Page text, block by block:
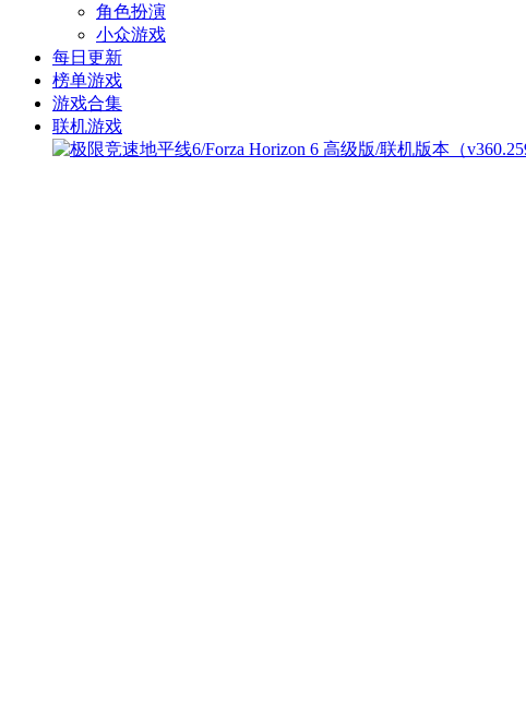
角色扮演
小众游戏
每日更新
榜单游戏
游戏合集
联机游戏